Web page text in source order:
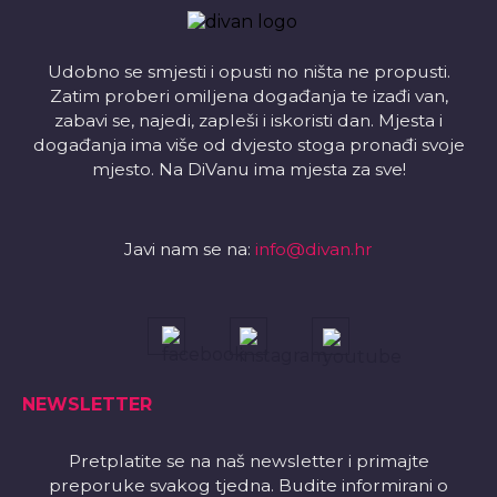
Udobno se smjesti i opusti no ništa ne propusti.
Zatim proberi omiljena događanja te izađi van,
zabavi se, najedi, zapleši i iskoristi dan. Mjesta i
događanja ima više od dvjesto stoga pronađi svoje
mjesto. Na DiVanu ima mjesta za sve!
Javi nam se na: info@divan.hr
NEWSLETTER
Pretplatite se na naš newsletter i primajte
preporuke svakog tjedna. Budite informirani o